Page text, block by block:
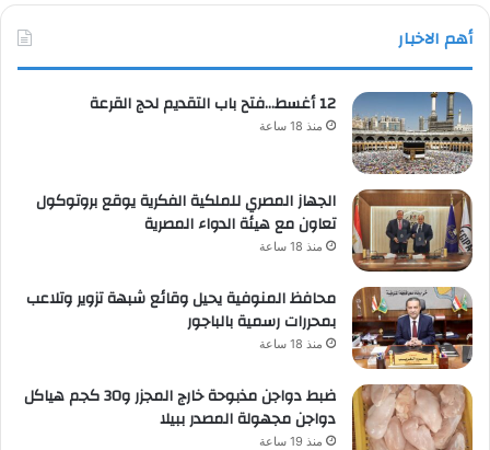
أهم الاخبار
12 أغسط…فتح باب التقديم لحج القرعة
منذ 18 ساعة
الجهاز المصري للملكية الفكرية يوقع بروتوكول
تعاون مع هيئة الدواء المصرية
منذ 18 ساعة
محافظ المنوفية يحيل وقائع شبهة تزوير وتلاعب
بمحررات رسمية بالباجور
منذ 18 ساعة
ضبط دواجن مذبوحة خارج المجزر و30 كجم هياكل
دواجن مجهولة المصدر ببيلا
منذ 19 ساعة